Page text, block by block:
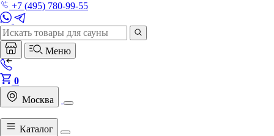
+7 (495) 780-99-55
Меню
0
Москва
Каталог